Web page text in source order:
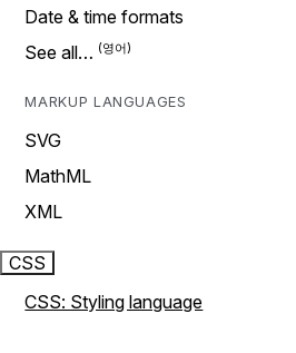
Date & time formats
See all…
MARKUP LANGUAGES
SVG
MathML
XML
CSS
CSS: Styling language